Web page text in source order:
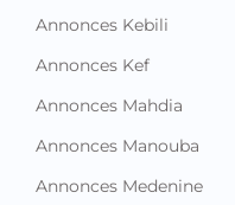
Annonces Kebili
Annonces Kef
Annonces Mahdia
Annonces Manouba
Annonces Medenine